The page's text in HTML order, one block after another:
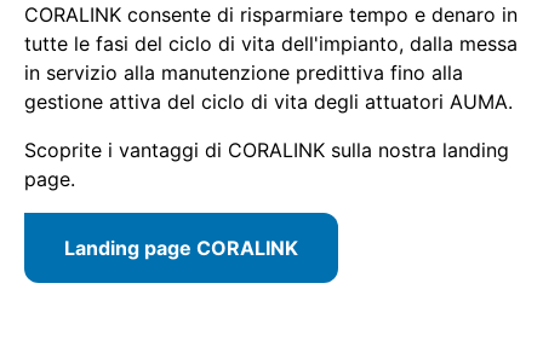
CORALINK consente di risparmiare tempo e denaro in
tutte le fasi del ciclo di vita dell'impianto, dalla messa
in servizio alla manutenzione predittiva fino alla
gestione attiva del ciclo di vita degli attuatori AUMA.
Scoprite i vantaggi di CORALINK sulla nostra landing
page.
Landing page CORALINK